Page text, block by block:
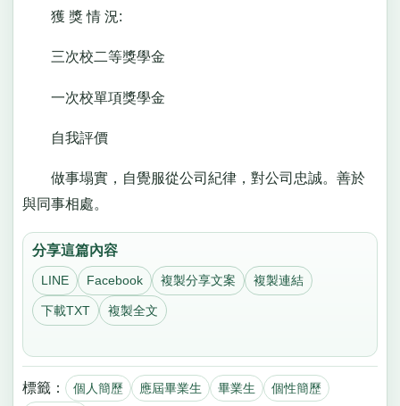
獲 獎 情 況:
三次校二等獎學金
一次校單項獎學金
自我評價
做事塌實，自覺服從公司紀律，對公司忠誠。善於
與同事相處。
分享這篇內容
LINE Facebook 複製分享文案 複製連結
下載TXT 複製全文
標籤： 個人簡歷 應屆畢業生 畢業生
個性簡歷